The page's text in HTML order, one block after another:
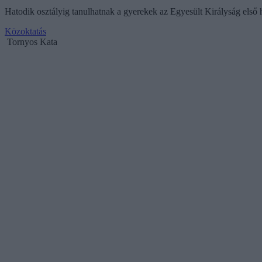
Hatodik osztályig tanulhatnak a gyerekek az Egyesült Királyság első
Közoktatás
Tornyos Kata